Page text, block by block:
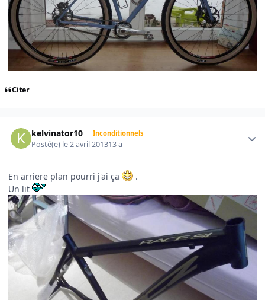
Citer
kelvinator10 Inconditionnels
Posté(e) le 2 avril 201313 a
En arriere plan pourri j'ai ça
.
Un lit